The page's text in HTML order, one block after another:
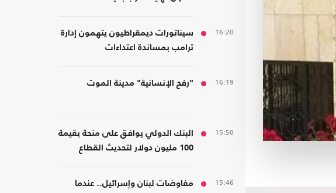
16:20
سيناتورات ديمقراطيون يتهمون إدارة
ترامب بمساندة اعتداءات
16:19 "رفح الإنسانية" مدينة الموت
15:50
البنك الدولي يوافق على منحة بقيمة
100 مليون دولار لتحديث القطاع
15:46
مفاوضات لبنان وإسرائيل.. عندما